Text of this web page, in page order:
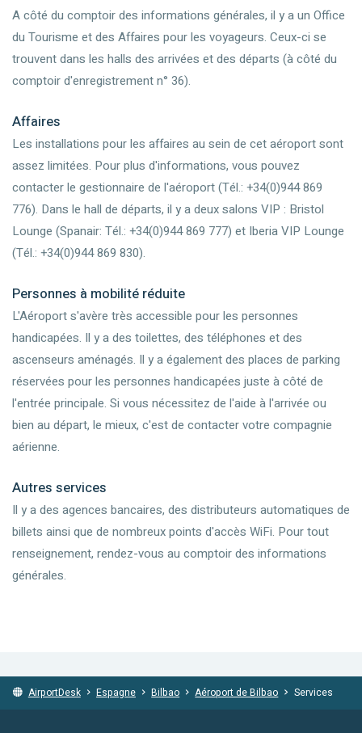
A côté du comptoir des informations générales, il y a un Office
du Tourisme et des Affaires pour les voyageurs. Ceux-ci se
trouvent dans les halls des arrivées et des départs (à côté du
comptoir d'enregistrement n° 36).
Affaires
Les installations pour les affaires au sein de cet aéroport sont
assez limitées. Pour plus d'informations, vous pouvez
contacter le gestionnaire de l'aéroport (Tél.: +34(0)944 869
776). Dans le hall de départs, il y a deux salons VIP : Bristol
Lounge (Spanair: Tél.: +34(0)944 869 777) et Iberia VIP Lounge
(Tél.: +34(0)944 869 830).
Personnes à mobilité réduite
L'Aéroport s'avère très accessible pour les personnes
handicapées. Il y a des toilettes, des téléphones et des
ascenseurs aménagés. Il y a également des places de parking
réservées pour les personnes handicapées juste à côté de
l'entrée principale. Si vous nécessitez de l'aide à l'arrivée ou
bien au départ, le mieux, c'est de contacter votre compagnie
aérienne.
Autres services
Il y a des agences bancaires, des distributeurs automatiques de
billets ainsi que de nombreux points d'accès WiFi. Pour tout
renseignement, rendez-vous au comptoir des informations
générales.
AirportDesk Espagne Bilbao Aéroport de Bilbao Services